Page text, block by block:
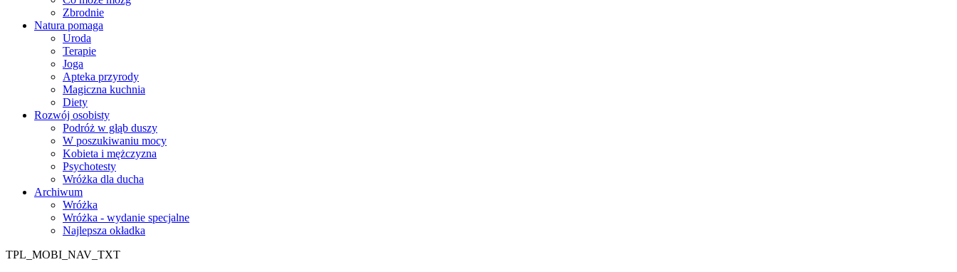
Zbrodnie
Natura pomaga
Uroda
Terapie
Joga
Apteka przyrody
Magiczna kuchnia
Diety
Rozwój osobisty
Podróż w głąb duszy
W poszukiwaniu mocy
Kobieta i mężczyzna
Psychotesty
Wróżka dla ducha
Archiwum
Wróżka
Wróżka - wydanie specjalne
Najlepsza okładka
TPL_MOBI_NAV_TXT